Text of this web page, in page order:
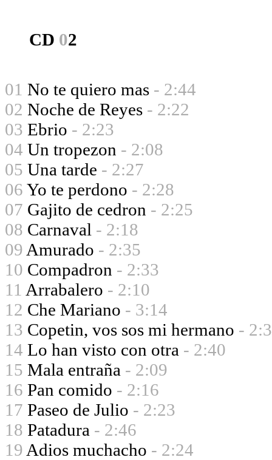
CD 02
01 No te quiero mas - 2:44
02 Noche de Reyes - 2:22
03 Ebrio - 2:23
04 Un tropezon - 2:08
05 Una tarde - 2:27
06 Yo te perdono - 2:28
07 Gajito de cedron - 2:25
08 Carnaval - 2:18
09 Amurado - 2:35
10 Compadron - 2:33
11 Arrabalero - 2:10
12 Che Mariano - 3:14
13 Copetin, vos sos mi hermano -
14 Lo han visto con otra - 2:40
15 Mala entraña - 2:09
16 Pan comido - 2:16
17 Paseo de Julio - 2:23
18 Patadura - 2:46
19 Adios muchacho - 2:24